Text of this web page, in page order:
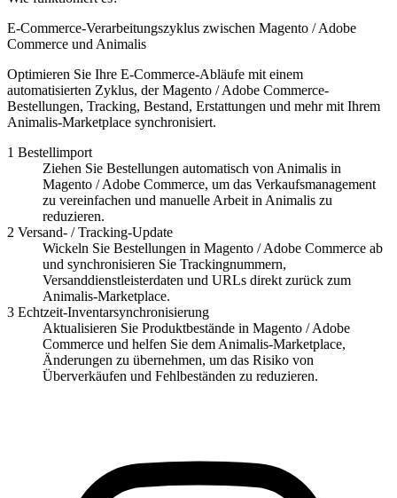
E-Commerce-Verarbeitungszyklus zwischen Magento / Adobe
Commerce und Animalis
Optimieren Sie Ihre E-Commerce-Abläufe mit einem
automatisierten Zyklus, der Magento / Adobe Commerce-
Bestellungen, Tracking, Bestand, Erstattungen und mehr mit Ihrem
Animalis-Marketplace synchronisiert.
1 Bestellimport
Ziehen Sie Bestellungen automatisch von Animalis in
Magento / Adobe Commerce, um das Verkaufsmanagement
zu vereinfachen und manuelle Arbeit in Animalis zu
reduzieren.
2 Versand- / Tracking-Update
Wickeln Sie Bestellungen in Magento / Adobe Commerce ab
und synchronisieren Sie Trackingnummern,
Versanddienstleisterdaten und URLs direkt zurück zum
Animalis-Marketplace.
3 Echtzeit-Inventarsynchronisierung
Aktualisieren Sie Produktbestände in Magento / Adobe
Commerce und helfen Sie dem Animalis-Marketplace,
Änderungen zu übernehmen, um das Risiko von
Überverkäufen und Fehlbeständen zu reduzieren.